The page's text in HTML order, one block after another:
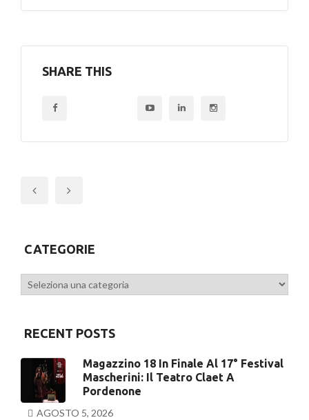
SHARE THIS
CATEGORIE
Categorie
RECENT POSTS
Magazzino 18 In Finale Al 17° Festival
Mascherini: Il Teatro Claet A
Pordenone
AGOSTO 5, 2026